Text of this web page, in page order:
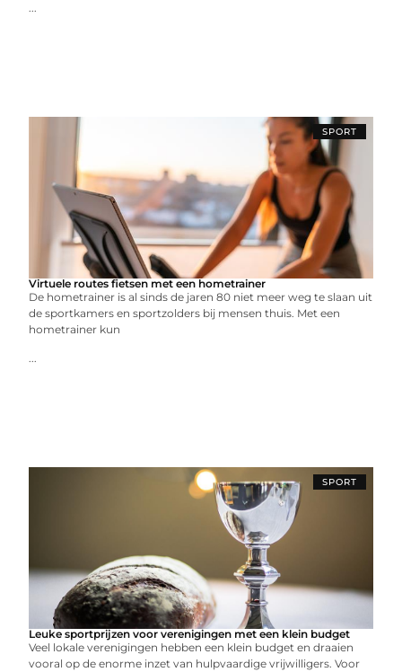
...
SPORT
Virtuele routes fietsen met een hometrainer
De hometrainer is al sinds de jaren 80 niet meer weg te slaan uit
de sportkamers en sportzolders bij mensen thuis. Met een
hometrainer kun
...
SPORT
Leuke sportprijzen voor verenigingen met een klein budget
Veel lokale verenigingen hebben een klein budget en draaien
vooral op de enorme inzet van hulpvaardige vrijwilligers. Voor